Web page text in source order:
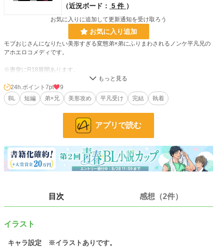
（近況ボード： 5 件 ）
お気に入りに追加して更新通知を受け取ろう
お気に入り追加
モブおじさんになりたい美形すぎる変態弟×弟にふりまわされるノンケ平凡兄の
アホエロコメディです。
※唐突にR18展開あります。
（青姦／無理矢理／フェラ／バック／乳首責めなど）
【あらすじ】
平凡で地味な高校生千裕は、美形すぎる百歌の兄である。
しかし、弟を甘やかしたいし可愛いとは思うものの、変態的な奇行を何度も目撃
してしまい距離を置きたいと思うようになる。
避けるほどではないものの程よい距離感を保ってきたある日、兄・千裕に弟・百
歌は「相談がある」と言われて兄としての性に抗えず相談にのることに。
そこで「モブおじさんになれるように手伝って欲しい」と頼まれ…！？
そんな感じで変態弟に執拗なまでに愛されてエロいことされまくる不憫なお兄ち
※Twitterの大好きなフォロワーさんの企画でいただいたお題『兄に執着・欲情し
ている美形弟×弟のことは可愛がっているけど距離を取りたい平凡兄』で書きま
す。また、頂き物のイラストも掲載許可頂いたものを飾っております。
24h.ポイント 7pt
9
BL
短編 弟×兄 美形攻め 平凡受け 完結 執着
アプリで読む
目次 感想（2件）
イラスト
キャラ設定 ※イラストありです。